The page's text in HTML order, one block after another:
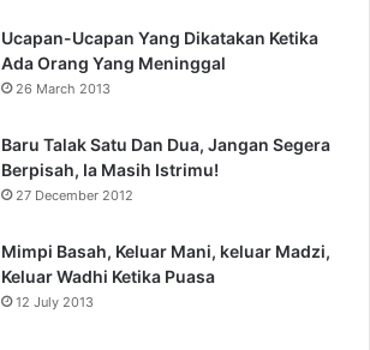
Ucapan-Ucapan Yang Dikatakan Ketika
Ada Orang Yang Meninggal
26 March 2013
Baru Talak Satu Dan Dua, Jangan Segera
Berpisah, Ia Masih Istrimu!
27 December 2012
Mimpi Basah, Keluar Mani, keluar Madzi,
Keluar Wadhi Ketika Puasa
12 July 2013